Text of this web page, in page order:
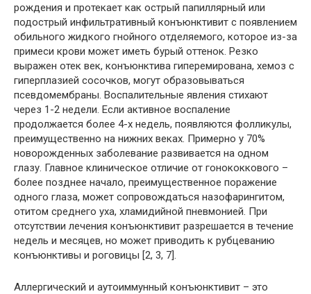
рождения и протекает как острый папиллярный или
подострый инфильтративный конъюнктивит с появлением
обильного жидкого гнойного отделяемого, которое из-за
примеси крови может иметь бурый оттенок. Резко
выражен отек век, конъюнктива гиперемирована, хемоз с
гиперплазией сосочков, могут образовываться
псевдомембраны. Воспалительные явления стихают
через 1-2 недели. Если активное воспаление
продолжается более 4-х недель, появляются фолликулы,
преимущественно на нижних веках. Примерно у 70%
новорожденных заболевание развивается на одном
глазу. Главное клиническое отличие от гонококкового –
более позднее начало, преимущественное поражение
одного глаза, может сопровождаться назофарингитом,
отитом среднего уха, хламидийной пневмонией. При
отсутствии лечения конъюнктивит разрешается в течение
недель и месяцев, но может приводить к рубцеванию
конъюнктивы и роговицы [2, 3, 7].
Аллергический и аутоиммунный конъюнктивит – это